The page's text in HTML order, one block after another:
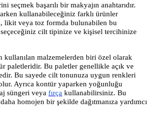
seçmek başarılı bir makyajın anahtarıdır.
kullanabileceğiniz farklı ürünler
likit veya toz formda bulunabilen bu
cilt tipinize ve kişisel tercihinize
kullanılan malzemelerden biri özel olarak
paletleridir. Bu paletler genellikle açık ve
Bu sayede cilt tonunuza uygun renkleri
Ayrıca kontür yaparken yoğunluğu
süngeri veya fırça kullanabilirsiniz. Bu
homojen bir şekilde dağıtmanıza yardımcı